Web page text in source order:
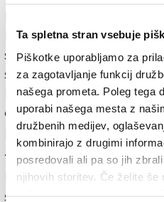
Ta spletna stran vsebuje
Piškotke uporabljamo za
za zagotavljanje funkcij
našega prometa. Poleg tega
uporabi našega mesta z
družbenih medijev,
kombinirajo z drugimi
posredovali ali pa so jih
njihovih storitev. Če želite še
Ecology & Evolution,
so jih raziskovalci med
skoraj 9000 lokacijah po
Evropi, tudi v Sloveniji in
oglašanja šakalov, metode,
posnetke oglašanja
živali odzovejo nazaj.
Rezultati kažejo, da šakali
snežne odeje, zmerno